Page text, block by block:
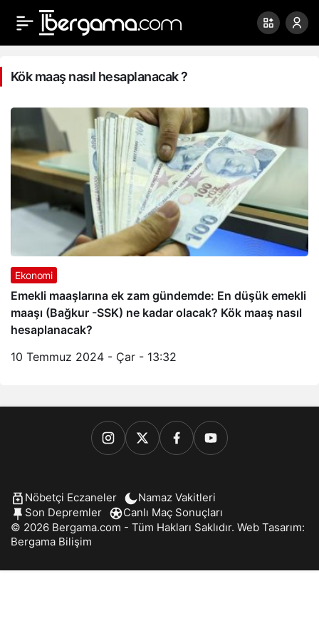
Kök
maaş
nasıl
hesaplanacak
?
Haberleri
Kök maaş nasıl hesaplanacak ?
Ekonomi
Emekli maaşlarına ek zam gündemde: En düşük emekli
maaşı (Bağkur -SSK) ne kadar olacak? Kök maaş nasıl
hesaplanacak?
10 Temmuz 2024 - Çar - 13:32
Nöbetçi Eczaneler
Namaz Vakitleri
Son Depremler
Canlı Maç Sonuçları
© 2026 Bergama.com - Tüm Hakları Saklıdır. Web Tasarım:
Bergama Bilişim